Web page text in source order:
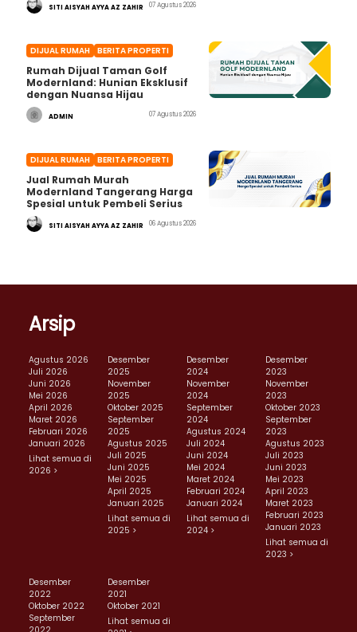
SITI AISYAH AYYA AZ ZAHIR 07 Agustus 2026
DIJUAL RUMAH BERITA PROPERTI
Rumah Dijual Taman Golf
Modernland: Hunian Eksklusif
dengan Nuansa Hijau
ADMIN 07 Agustus 2026
DIJUAL RUMAH BERITA PROPERTI
Jual Rumah Murah
Modernland Tangerang Harga
Spesial untuk Pembeli Serius
SITI AISYAH AYYA AZ ZAHIR 06 Agustus 2026
Arsip
Agustus 2026
Juli 2026
Juni 2026
Mei 2026
April 2026
Maret 2026
Februari 2026
Januari 2026
Lihat semua di
2026 >
Desember
2025
November
2025
Oktober 2025
September
2025
Agustus 2025
Juli 2025
Juni 2025
Mei 2025
April 2025
Januari 2025
Lihat semua di
2025 >
Desember
2024
November
2024
September
2024
Agustus 2024
Juli 2024
Juni 2024
Mei 2024
Maret 2024
Februari 2024
Januari 2024
Lihat semua di
2024 >
Desember
2023
November
2023
Oktober 2023
September
2023
Agustus 2023
Juli 2023
Juni 2023
Mei 2023
April 2023
Maret 2023
Februari 2023
Januari 2023
Lihat semua di
2023 >
Desember
2022
Oktober 2022
September
Desember
2021
Oktober 2021
Lihat semua di